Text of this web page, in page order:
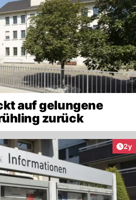
auf gelungene
zurück
2y